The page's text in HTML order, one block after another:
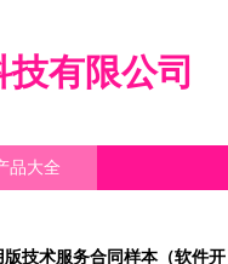
有限公司
品大全
技术服务合同样本（软件开